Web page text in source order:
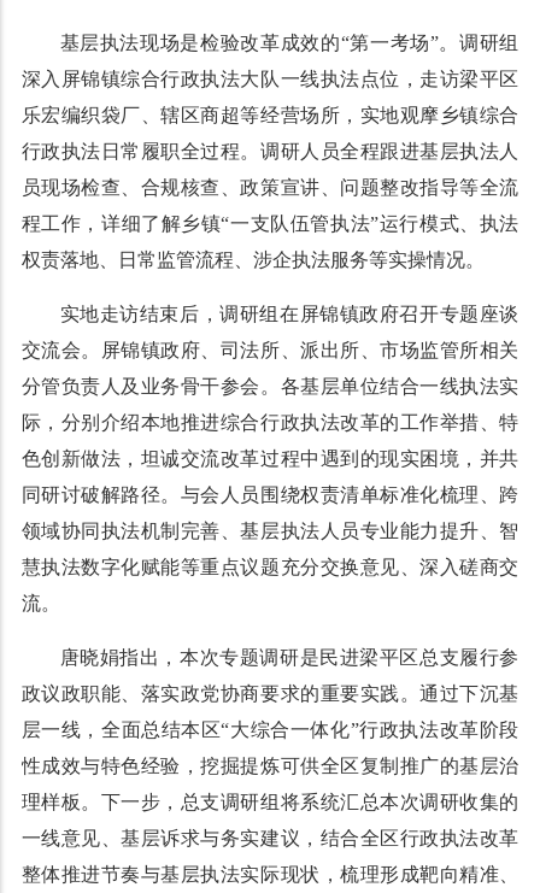
基层执法现场是检验改革成效的“第一考场”。调研组
深入屏锦镇综合行政执法大队一线执法点位，走访梁平区
乐宏编织袋厂、辖区商超等经营场所，实地观摩乡镇综合
行政执法日常履职全过程。调研人员全程跟进基层执法人
员现场检查、合规核查、政策宣讲、问题整改指导等全流
程工作，详细了解乡镇“一支队伍管执法”运行模式、执法
权责落地、日常监管流程、涉企执法服务等实操情况。
实地走访结束后，调研组在屏锦镇政府召开专题座谈
交流会。屏锦镇政府、司法所、派出所、市场监管所相关
分管负责人及业务骨干参会。各基层单位结合一线执法实
际，分别介绍本地推进综合行政执法改革的工作举措、特
色创新做法，坦诚交流改革过程中遇到的现实困境，并共
同研讨破解路径。与会人员围绕权责清单标准化梳理、跨
领域协同执法机制完善、基层执法人员专业能力提升、智
慧执法数字化赋能等重点议题充分交换意见、深入磋商交
流。
唐晓娟指出，本次专题调研是民进梁平区总支履行参
政议政职能、落实政党协商要求的重要实践。通过下沉基
层一线，全面总结本区“大综合一体化”行政执法改革阶段
性成效与特色经验，挖掘提炼可供全区复制推广的基层治
理样板。下一步，总支调研组将系统汇总本次调研收集的
一线意见、基层诉求与务实建议，结合全区行政执法改革
整体推进节奏与基层执法实际现状，梳理形成靶向精准、